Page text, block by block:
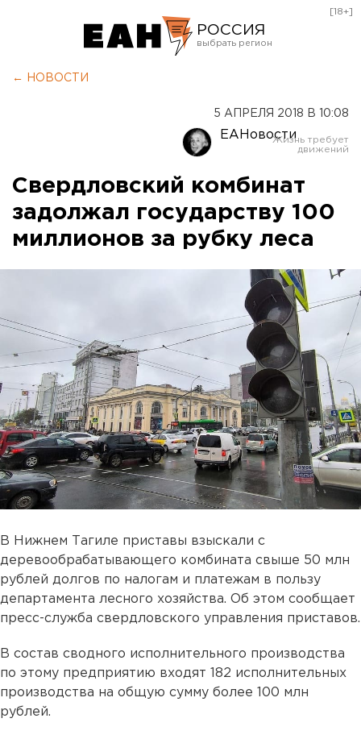
РОССИЯ
Оренбург
[18+]
← НОВОСТИ
5 АПРЕЛЯ 2018 В 10:08
ЕАНовости
Свердловский комбинат
задолжал государству 100
миллионов за рубку леса
В Нижнем Тагиле приставы взыскали с
деревообрабатывающего комбината свыше 50 млн
рублей долгов по налогам и платежам в пользу
департамента лесного хозяйства. Об этом сообщает
пресс-служба свердловского управления приставов.
В состав сводного исполнительного производства
по этому предприятию входят 182 исполнительных
производства на общую сумму более 100 млн
рублей.